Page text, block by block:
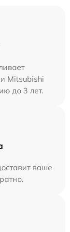
Mitsubishi
до 3 лет.
ваше